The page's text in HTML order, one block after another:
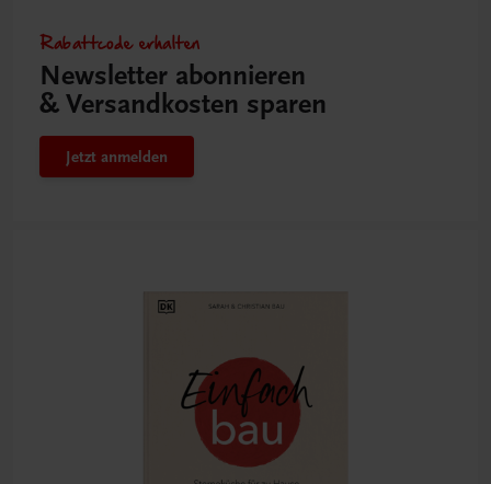
Rabattcode erhalten
Newsletter abonnieren
& Versandkosten sparen
Jetzt anmelden